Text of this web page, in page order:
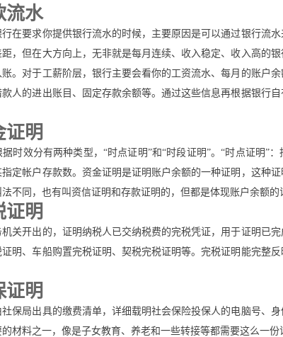
流水
在要求你提供银行流水的时候，主要原因是可以通过银行流
，但在大方向上，无非就是每月连续、收入稳定、收入高的
。对于工薪阶层，银行主要会看你的工资流水、每月的账户
人的进出账目、固定存款余额等。通过这些信息再根据银行
证明
时效分有两种类型，“时点证明”和“时段证明”。“时点证明”
定帐户存款数。资金证明是证明账户余额的一种证明，这种
不同，也有叫资信证明和存款证明的，但都是体现账户余额的
证明
关开出的，证明纳税人已交纳税费的完税凭证，用于证明已
明、车船购置完税证明、契税完税证明等。完税证明能完整
证明
保局出具的缴费清单，详细载明社会保险投保人的电脑号、
材料之一，像是子女教育、养老和一些转接等都需要这么一份